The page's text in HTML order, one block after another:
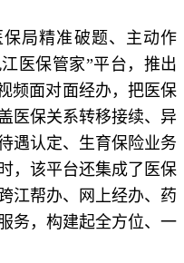
局精准破题、主动作
医保管家”平台，推出
频面对面经办，把医保
医保关系转移接续、异
遇认定、生育保险业务
，该平台还集成了医保
江帮办、网上经办、药
务，构建起全方位、一